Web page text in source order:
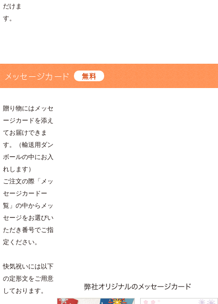
だけま
す。
メッセージカード 無料
贈り物にはメッセ
ージカードを添え
てお届けできま
す。（輸送用ダン
ボールの中にお入
れします）
ご注文の際「メッ
セージカードー
覧」の中からメッ
セージをお選びい
ただき番号でご指
定ください。
快気祝いには以下
の定形文をご用意
しております。